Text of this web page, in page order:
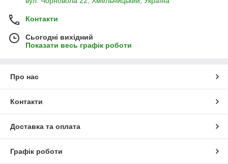
Контакти
Сьогодні вихідний
Показати весь графік роботи
Про нас
Контакти
Доставка та оплата
Графік роботи